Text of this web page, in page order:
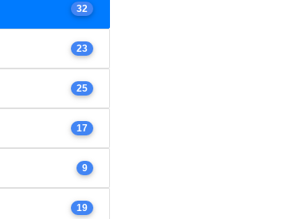
32
23
25
17
9
19